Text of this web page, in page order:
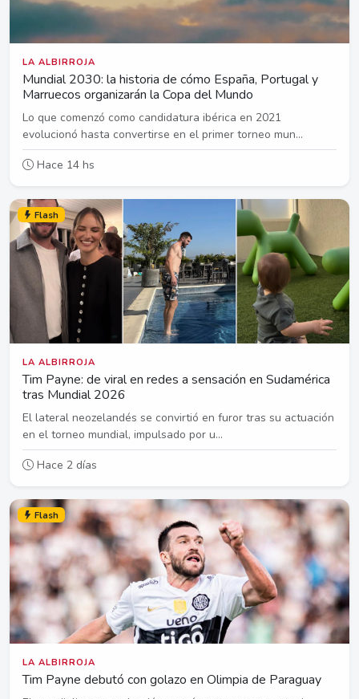
LA ALBIRROJA
Mundial 2030: la historia de cómo España, Portugal y
Marruecos organizarán la Copa del Mundo
Lo que comenzó como candidatura ibérica en 2021
evolucionó hasta convertirse en el primer torneo mun...
Hace 14 hs
Flash
LA ALBIRROJA
Tim Payne: de viral en redes a sensación en Sudamérica
tras Mundial 2026
El lateral neozelandés se convirtió en furor tras su actuación
en el torneo mundial, impulsado por u...
Hace 2 días
Flash
LA ALBIRROJA
Tim Payne debutó con golazo en Olimpia de Paraguay